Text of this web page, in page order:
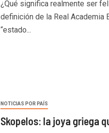
¿Qué significa realmente ser
definición de la Real Academia
“estado...
NOTICIAS POR PAÍS
Skopelos: la joya griega